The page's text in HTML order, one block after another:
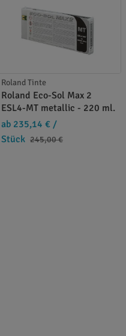
Roland Tinte
Roland Eco-Sol Max 2
ESL4-MT metallic - 220 ml.
ab 235,14 € /
Stück 245,00 €